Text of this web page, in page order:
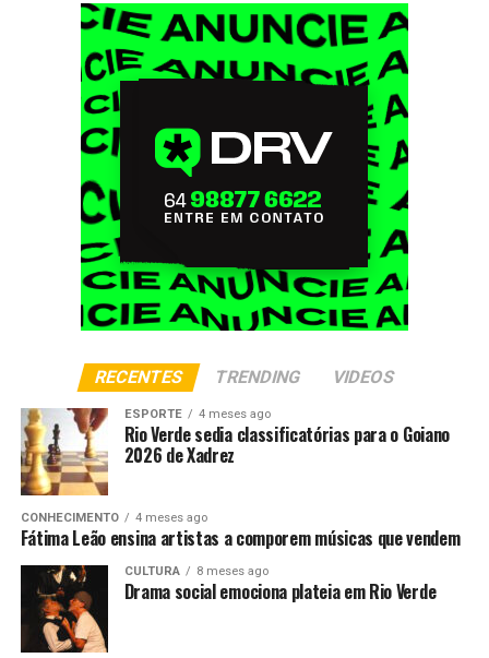
RECENTES TRENDING VIDEOS
ESPORTE 4 meses ago
Rio Verde sedia classificatórias para o Goiano
2026 de Xadrez
CONHECIMENTO 4 meses ago
Fátima Leão ensina artistas a comporem músicas que vendem
CULTURA 8 meses ago
Drama social emociona plateia em Rio Verde